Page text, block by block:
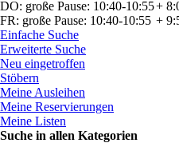
DO: große Pause: 10:40-10:55+
FR: große Pause: 10:40-10:55 +
Einfache Suche
Erweiterte Suche
Neu eingetroffen
Stöbern
Meine Ausleihen
Meine Reservierungen
Meine Listen
Suche in allen Kategorien